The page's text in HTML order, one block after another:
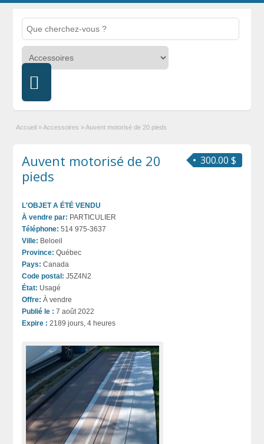
Accueil » Accessoires » Auvent motorisé de 20 pieds
300.00 $
Auvent motorisé de 20
pieds
L'OBJET A ÉTÉ VENDU
À vendre par: PARTICULIER
Téléphone: 514 975-3637
Ville: Beloeil
Province: Québec
Pays: Canada
Code postal: J5Z4N2
État: Usagé
Offre: À vendre
Publié le : 7 août 2022
Expire : 2189 jours, 4 heures